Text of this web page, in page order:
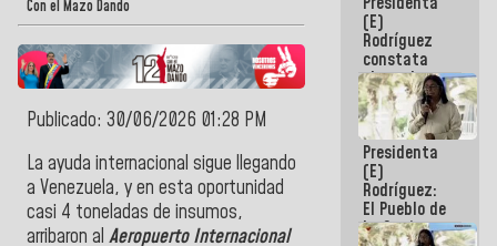
Con el Mazo Dando
Publicado: 30/06/2026 01:28 PM
La ayuda internacional sigue llegando
a Venezuela, y en esta oportunidad
casi 4 toneladas de insumos,
arribaron al Aeropuerto Internacional
Guaira
(E)
Rodríguez
constata
obras de
rehabilitación
de Escuela
Militar de
Mamo en La
Guaira
Presidenta
(E)
Rodríguez:
El Pueblo de
La Guaira